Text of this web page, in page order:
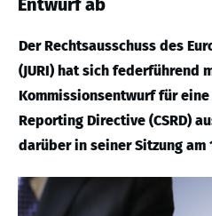
Entwurf ab
Der Rechtsausschuss des
(JURI) hat sich federführend
Kommissionsentwurf für
Reporting Directive (CSRD)
darüber in seiner Sitzung am